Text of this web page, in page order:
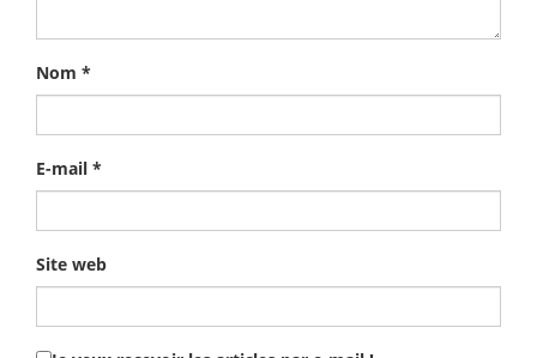
Nom *
E-mail *
Site web